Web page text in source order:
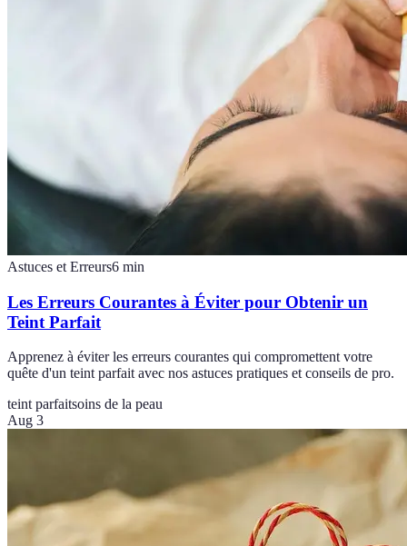
Astuces et Erreurs6 min
Les Erreurs Courantes à Éviter pour Obtenir un
Teint Parfait
Apprenez à éviter les erreurs courantes qui compromettent votre
quête d'un teint parfait avec nos astuces pratiques et conseils de pro.
teint parfaitsoins de la peau
Aug 3